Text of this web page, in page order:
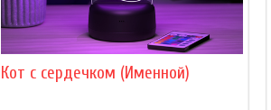
Кот с сердечком (Именной)